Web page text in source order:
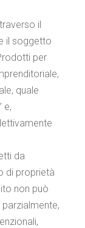
il
il soggetto
per
quale
e,
da
di proprietà
non può